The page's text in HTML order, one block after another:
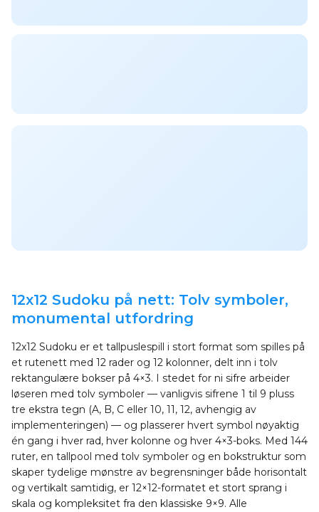
12x12 Sudoku på nett: Tolv symboler,
monumental utfordring
12x12 Sudoku er et tallpuslespill i stort format som spilles på
et rutenett med 12 rader og 12 kolonner, delt inn i tolv
rektangulære bokser på 4×3. I stedet for ni sifre arbeider
løseren med tolv symboler — vanligvis sifrene 1 til 9 pluss
tre ekstra tegn (A, B, C eller 10, 11, 12, avhengig av
implementeringen) — og plasserer hvert symbol nøyaktig
én gang i hver rad, hver kolonne og hver 4×3-boks. Med 144
ruter, en tallpool med tolv symboler og en bokstruktur som
skaper tydelige mønstre av begrensninger både horisontalt
og vertikalt samtidig, er 12×12-formatet et stort sprang i
skala og kompleksitet fra den klassiske 9×9. Alle